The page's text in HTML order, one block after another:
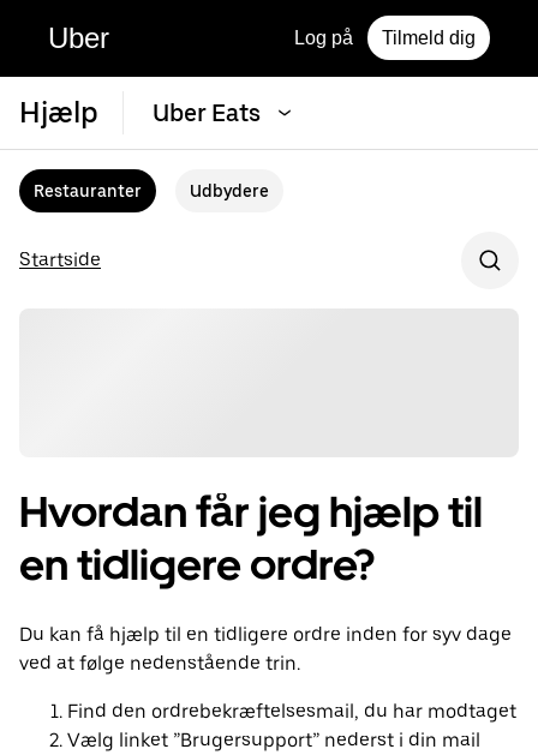
Uber Log på Tilmeld dig
Hjælp Uber Eats
Restauranter Udbydere
Startside
Hvordan får jeg hjælp til
en tidligere ordre?
Du kan få hjælp til en tidligere ordre inden for syv dage
ved at følge nedenstående trin.
Find den ordrebekræftelsesmail, du har modtaget
Vælg linket ”Brugersupport” nederst i din mail